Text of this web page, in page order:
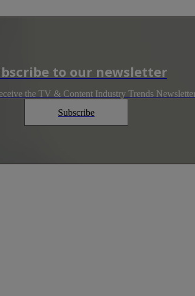
to our newsletter
the TV & Content Industry Trends
Subscribe